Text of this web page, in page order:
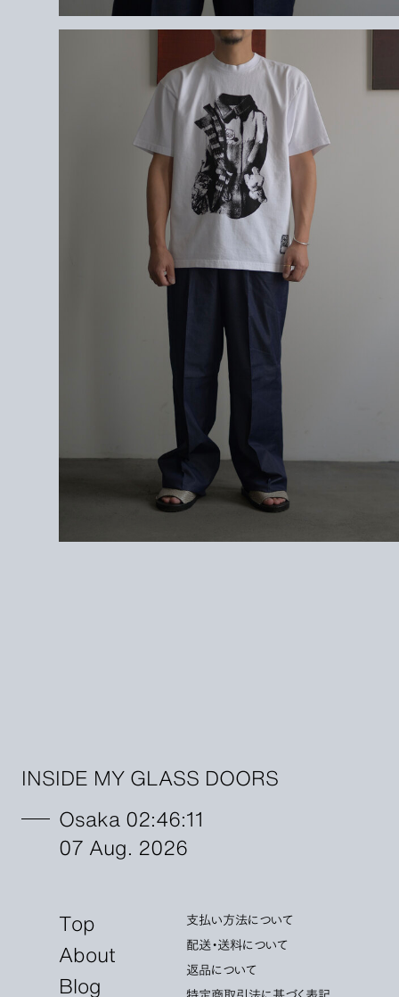
INSIDE MY GLASS DOORS
Osaka 02:46:13
07 Aug. 2026
Top
About
Blog
支払い方法について
配送・送料について
返品について